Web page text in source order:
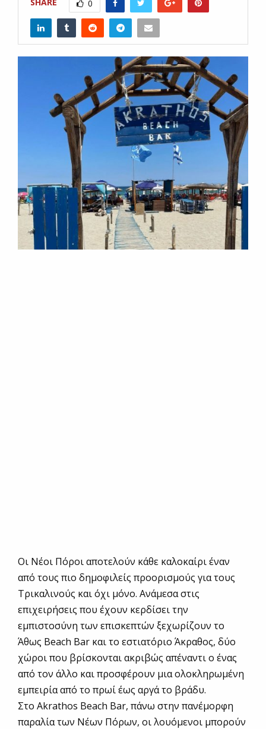
0
Οι Νέοι Πόροι αποτελούν κάθε καλοκαίρι έναν
από τους πιο δημοφιλείς προορισμούς για τους
Τρικαλινούς και όχι μόνο. Ανάμεσα στις
επιχειρήσεις που έχουν κερδίσει την
εμπιστοσύνη των επισκεπτών ξεχωρίζουν το
Άθως Beach Bar και το εστιατόριο Άκραθος, δύο
χώροι που βρίσκονται ακριβώς απέναντι ο ένας
από τον άλλο και προσφέρουν μια ολοκληρωμένη
εμπειρία από το πρωί έως αργά το βράδυ.
Στο Akrathos Beach Bar, πάνω στην πανέμορφη
παραλία των Νέων Πόρων, οι λουόμενοι μπορούν